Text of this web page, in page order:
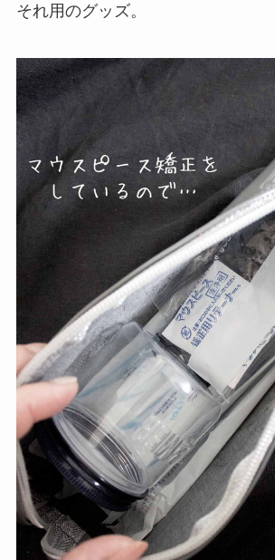
それ用のグッズ。